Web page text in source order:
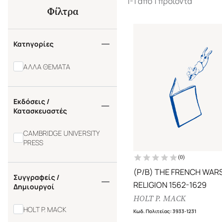
Φίλτρα
Κατηγορίες
ΑΛΛΑ ΘΕΜΑΤΑ
Εκδόσεις /
Κατασκευαστές
CAMBRIDGE UNIVERSITY
PRESS
Συγγραφείς /
Δημιουργοί
HOLT P. MACK
(0)
(P/B) THE FRENCH
RELIGION 1562-1629
HOLT P. MACK
Κωδ. Πολιτείας:3933-1231